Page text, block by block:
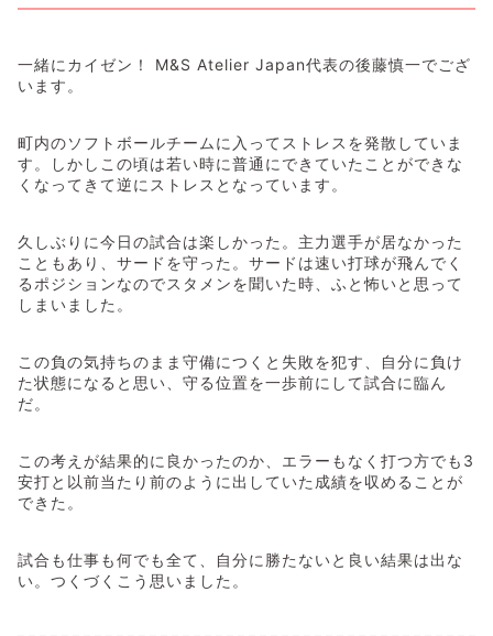
一緒にカイゼン！ M&S Atelier Japan代表の後藤慎一でござ
います。
町内のソフトボールチームに入ってストレスを発散していま
す。しかしこの頃は若い時に普通にできていたことができな
くなってきて逆にストレスとなっています。
久しぶりに今日の試合は楽しかった。主力選手が居なかった
こともあり、サードを守った。サードは速い打球が飛んでく
るポジションなのでスタメンを聞いた時、ふと怖いと思って
しまいました。
この負の気持ちのまま守備につくと失敗を犯す、自分に負け
た状態になると思い、守る位置を一歩前にして試合に臨ん
だ。
この考えが結果的に良かったのか、エラーもなく打つ方でも3
安打と以前当たり前のように出していた成績を収めることが
できた。
試合も仕事も何でも全て、自分に勝たないと良い結果は出な
い。つくづくこう思いました。